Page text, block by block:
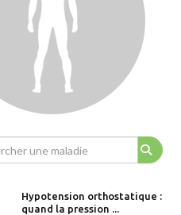
Hypotension orthostatique :
quand la pression ...